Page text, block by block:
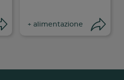
Condividi
+ alimentazione